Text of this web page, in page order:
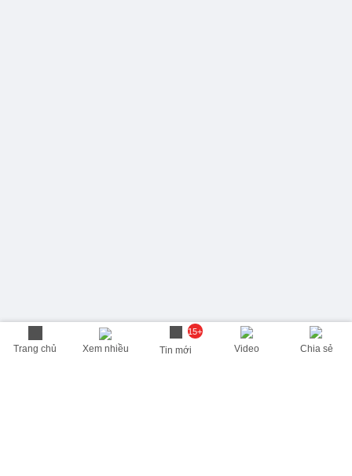
Trang chủ Xem nhiều
15+
Tin mới Video Chia sẻ